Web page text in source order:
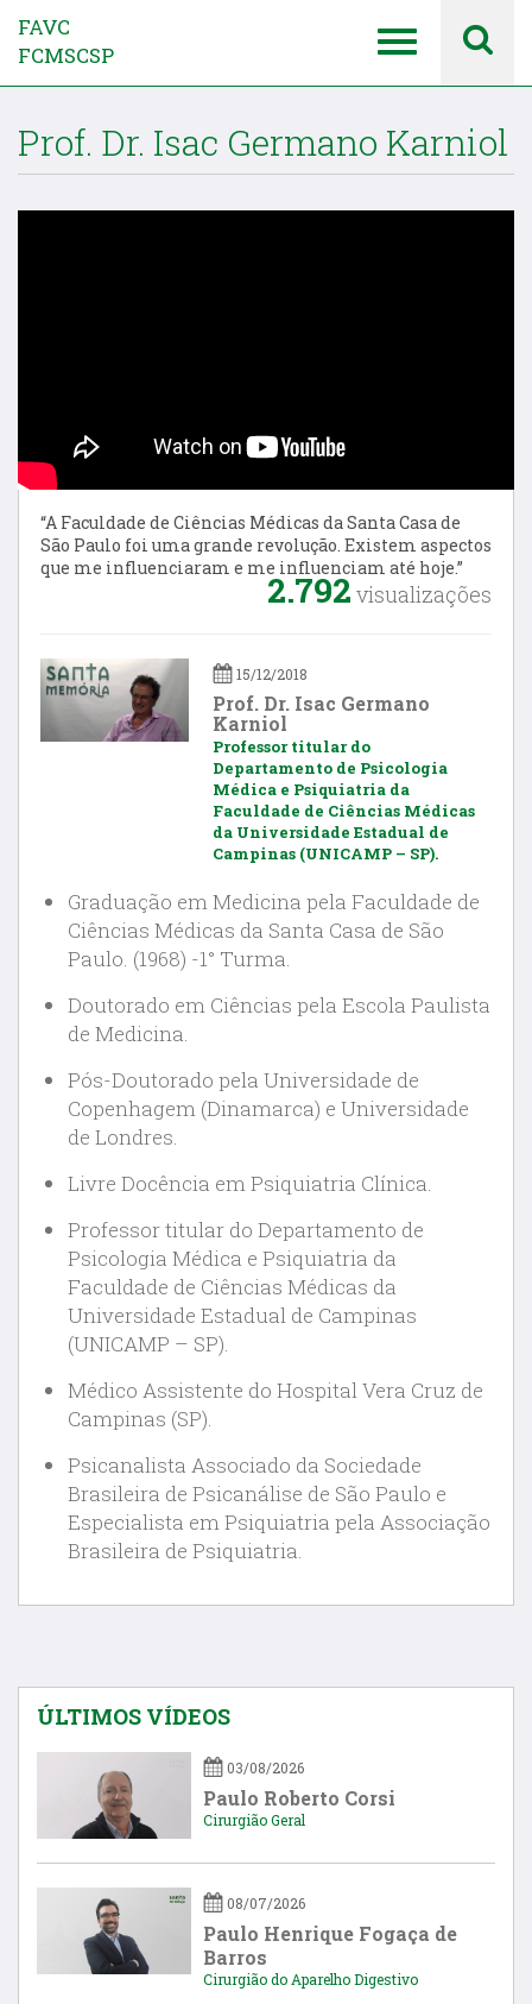
FAVC
FCMSCSP
Prof. Dr. Isac Germano Karniol
“A Faculdade de Ciências Médicas da Santa Casa de
São Paulo foi uma grande revolução. Existem aspectos
que me influenciaram e me influenciam até hoje.”
2.792 visualizações
15/12/2018
Prof. Dr. Isac Germano
Karniol
Professor titular do
Departamento de Psicologia
Médica e Psiquiatria da
Faculdade de Ciências Médicas
da Universidade Estadual de
Campinas (UNICAMP – SP).
Graduação em Medicina pela Faculdade de
Ciências Médicas da Santa Casa de São
Paulo. (1968) -1° Turma.
Doutorado em Ciências pela Escola Paulista
de Medicina.
Pós-Doutorado pela Universidade de
Copenhagem (Dinamarca) e Universidade
de Londres.
Livre Docência em Psiquiatria Clínica.
Professor titular do Departamento de
Psicologia Médica e Psiquiatria da
Faculdade de Ciências Médicas da
Universidade Estadual de Campinas
(UNICAMP – SP).
Médico Assistente do Hospital Vera Cruz de
Campinas (SP).
Psicanalista Associado da Sociedade
Brasileira de Psicanálise de São Paulo e
Especialista em Psiquiatria pela Associação
Brasileira de Psiquiatria.
ÚLTIMOS VÍDEOS
03/08/2026
Paulo Roberto Corsi
Cirurgião Geral
08/07/2026
Paulo Henrique Fogaça de
Barros
Cirurgião do Aparelho Digestivo